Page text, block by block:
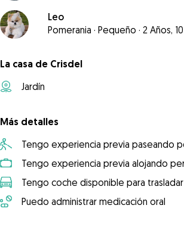
Leo
Pomerania · Pequeño · 2 Años,
La casa de Crisdel
Jardín
Más detalles
Tengo experiencia previa paseando
Tengo experiencia previa alojando
Tengo coche disponible para
Puedo administrar medicación oral